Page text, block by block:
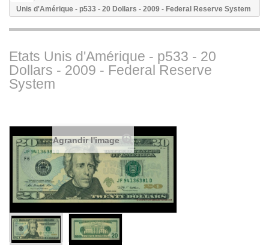
Unis d'Amérique - p533 - 20 Dollars - 2009 - Federal Reserve System
Etats Unis d'Amérique - p533 - 20
Dollars - 2009 - Federal Reserve
System
Agrandir l'image